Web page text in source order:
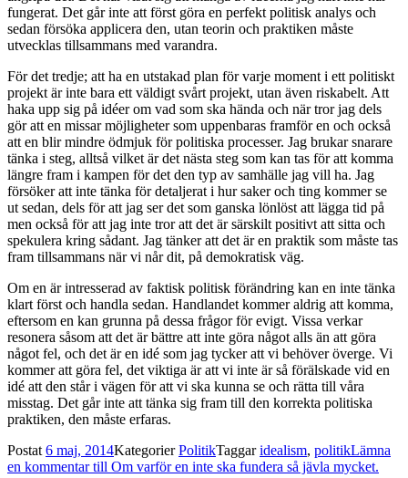
fungerat. Det går inte att först göra en perfekt politisk analys och
sedan försöka applicera den, utan teorin och praktiken måste
utvecklas tillsammans med varandra.
För det tredje; att ha en utstakad plan för varje moment i ett politiskt
projekt är inte bara ett väldigt svårt projekt, utan även riskabelt. Att
haka upp sig på idéer om vad som ska hända och när tror jag dels
gör att en missar möjligheter som uppenbaras framför en och också
att en blir mindre ödmjuk för politiska processer. Jag brukar snarare
tänka i steg, alltså vilket är det nästa steg som kan tas för att komma
längre fram i kampen för det den typ av samhälle jag vill ha. Jag
försöker att inte tänka för detaljerat i hur saker och ting kommer se
ut sedan, dels för att jag ser det som ganska lönlöst att lägga tid på
men också för att jag inte tror att det är särskilt positivt att sitta och
spekulera kring sådant. Jag tänker att det är en praktik som måste tas
fram tillsammans när vi når dit, på demokratisk väg.
Om en är intresserad av faktisk politisk förändring kan en inte tänka
klart först och handla sedan. Handlandet kommer aldrig att komma,
eftersom en kan grunna på dessa frågor för evigt. Vissa verkar
resonera såsom att det är bättre att inte göra något alls än att göra
något fel, och det är en idé som jag tycker att vi behöver överge. Vi
kommer att göra fel, det viktiga är att vi inte är så förälskade vid en
idé att den står i vägen för att vi ska kunna se och rätta till våra
misstag. Det går inte att tänka sig fram till den korrekta politiska
praktiken, den måste erfaras.
Postat 6 maj, 2014KategorierPolitikTaggaridealism, politikLämna
en kommentartill Om varför en inte ska fundera så jävla mycket.